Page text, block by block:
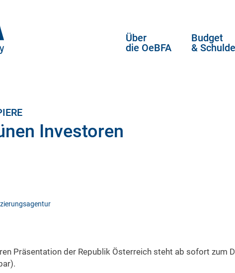
Über
die OeBFA
Budget
&
Investoren
Präsentation der Republik Österreich steht ab sofort zum